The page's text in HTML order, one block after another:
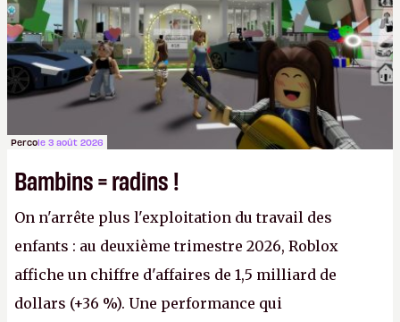
Percole 3 août 2026
Bambins = radins !
On n'arrête plus l'exploitation du travail des
enfants : au deuxième trimestre 2026, Roblox
affiche un chiffre d'affaires de 1,5 milliard de
dollars (+36 %). Une performance qui